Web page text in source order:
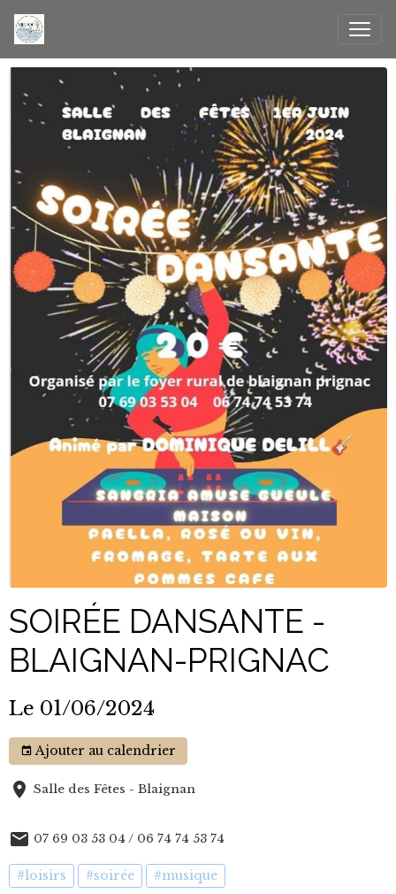
SOIRÉE DANSANTE -
BLAIGNAN-PRIGNAC
Le 01/06/2024
Ajouter au calendrier
Salle des Fêtes - Blaignan
07 69 03 53 04 / 06 74 74 53 74
#loisirs #soirée #musique